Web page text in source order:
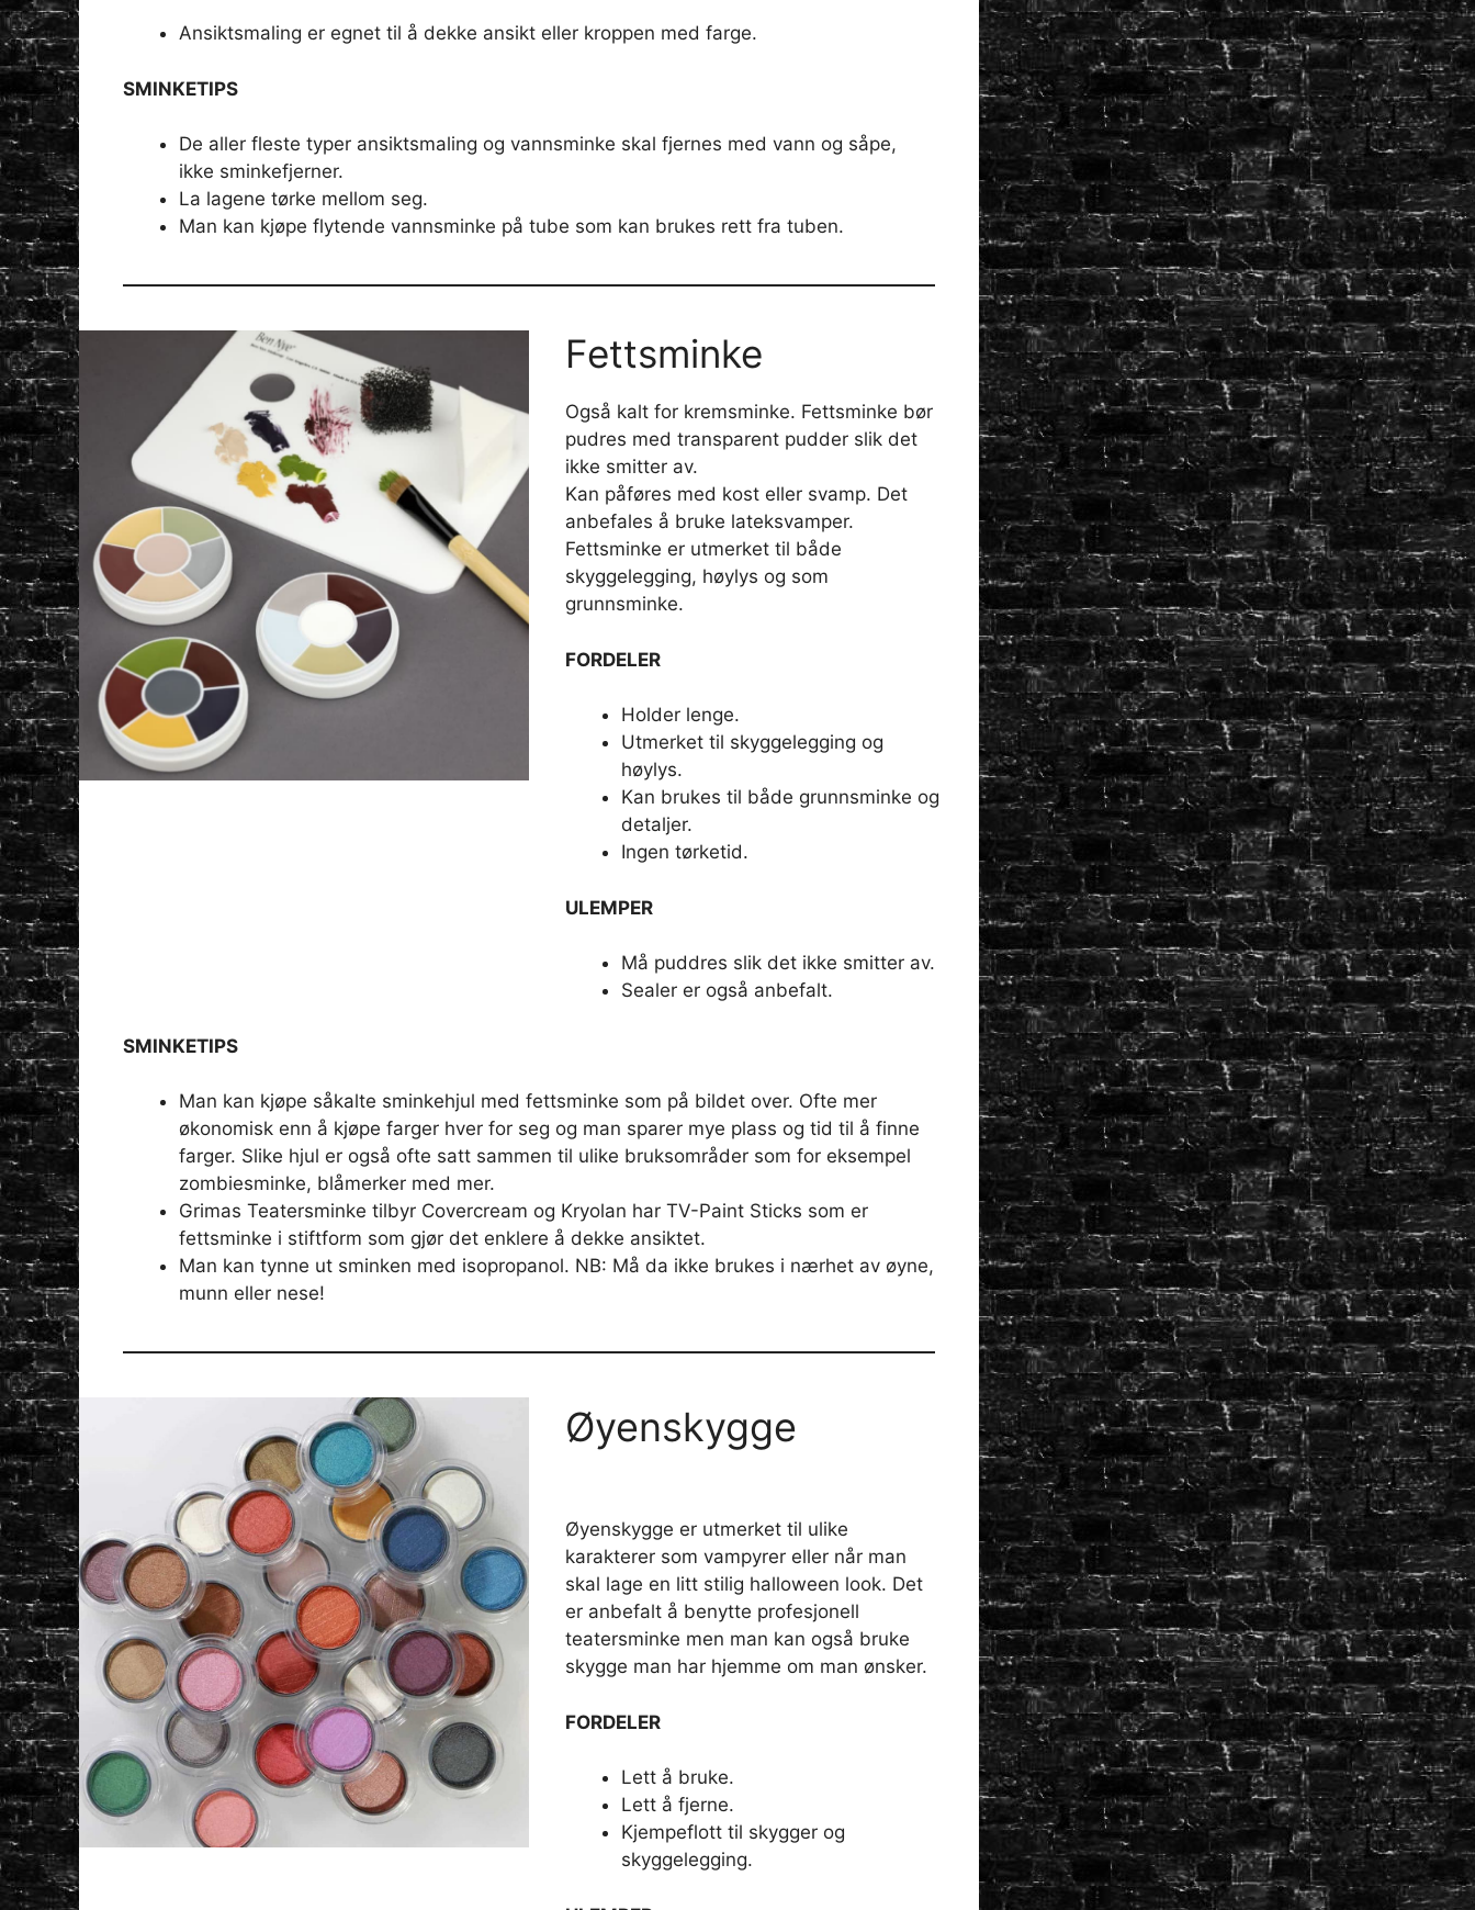
Ansiktsmaling er egnet til å dekke ansikt eller kroppen med farge.
SMINKETIPS
De aller fleste typer ansiktsmaling og vannsminke skal fjernes med vann og såpe,
ikke sminkefjerner.
La lagene tørke mellom seg.
Man kan kjøpe flytende vannsminke på tube som kan brukes rett fra tuben.
Fettsminke
Også kalt for kremsminke. Fettsminke bør
pudres med transparent pudder slik det
ikke smitter av.
Kan påføres med kost eller svamp. Det
anbefales å bruke lateksvamper.
Fettsminke er utmerket til både
skyggelegging, høylys og som
grunnsminke.
FORDELER
Holder lenge.
Utmerket til skyggelegging og
høylys.
Kan brukes til både grunnsminke og
detaljer.
Ingen tørketid.
ULEMPER
Må puddres slik det ikke smitter av.
Sealer er også anbefalt.
SMINKETIPS
Man kan kjøpe såkalte sminkehjul med fettsminke som på bildet over. Ofte mer
økonomisk enn å kjøpe farger hver for seg og man sparer mye plass og tid til å finne
farger. Slike hjul er også ofte satt sammen til ulike bruksområder som for eksempel
zombiesminke, blåmerker med mer.
Grimas Teatersminke tilbyr Covercream og Kryolan har TV-Paint Sticks som er
fettsminke i stiftform som gjør det enklere å dekke ansiktet.
Man kan tynne ut sminken med isopropanol. NB: Må da ikke brukes i nærhet av øyne,
munn eller nese!
Øyenskygge
Øyenskygge er utmerket til ulike
karakterer som vampyrer eller når man
skal lage en litt stilig halloween look. Det
er anbefalt å benytte profesjonell
teatersminke men man kan også bruke
skygge man har hjemme om man ønsker.
FORDELER
Lett å bruke.
Lett å fjerne.
Kjempeflott til skygger og
skyggelegging.